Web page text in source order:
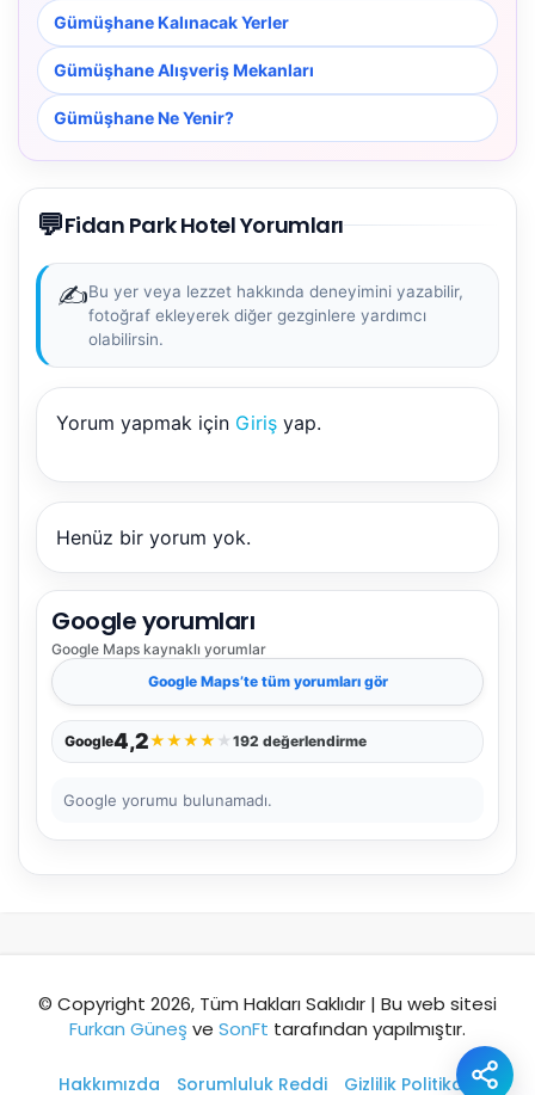
Gümüşhane Kalınacak Yerler
Gümüşhane Alışveriş Mekanları
Gümüşhane Ne Yenir?
💬Fidan Park Hotel Yorumları
✍️Bu yer veya lezzet hakkında deneyimini yazabilir,
fotoğraf ekleyerek diğer gezginlere yardımcı
olabilirsin.
Yorum yapmak için Giriş yap.
Henüz bir yorum yok.
Google yorumları
Google Maps kaynaklı yorumlar
Google Maps’te tüm yorumları gör
Google4,2★★★★ ★ 192 değerlendirme
Google yorumu bulunamadı.
© Copyright 2026, Tüm Hakları Saklıdır | Bu web sitesi
Furkan Güneş ve SonFt tarafından yapılmıştır.
Hakkımızda Sorumluluk Reddi Gizlilik Politikası
NBY Akıllı Asistan
AI kullanmadan, sitedeki gerçek yerlerle akıllı rota
önerir.
Şehir / ilçe
🧭 Rehber ⭐ Popüler
🚶 Yürüyüş
Akıllı rota öner